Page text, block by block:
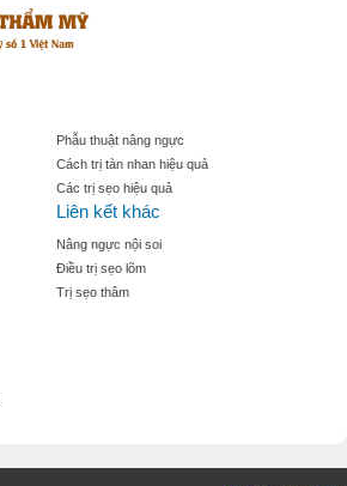
Phẫu thuật nâng ngực
Cách trị tàn nhan hiệu quả
Các trị sẹo hiệu quả
Liên kết khác
Nâng ngực nội soi
Điều trị sẹo lõm
Trị sẹo thâm